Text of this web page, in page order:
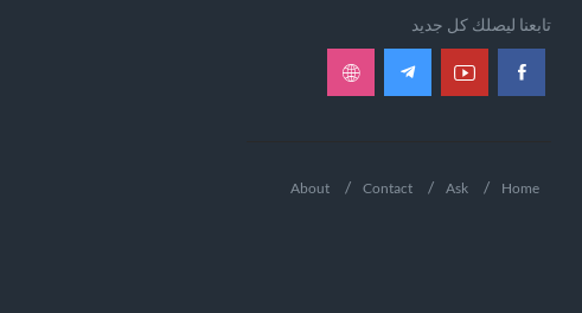
تابعنا ليصلك كل جديد
Home
Ask
Contact
About